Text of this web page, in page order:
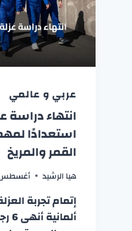
عربي و عالمي
استعدادًا
القمر والمريخ
هيا الرشيد أغسطس 8,
إتمام تجربة